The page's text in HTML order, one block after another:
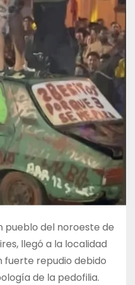
pueblo del noroeste de
llegó a la localidad
fuerte repudio debido
de la pedofilia.